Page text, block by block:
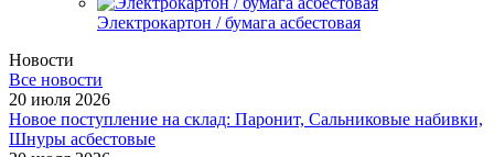
Электрокартон / бумага асбестовая
Новости
Все новости
20 июля 2026
Новое поступление на склад: Паронит, Сальниковые набивки,
Шнуры асбестовые